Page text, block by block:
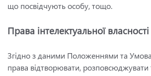
що посвідчують особу, тощо.
Права інтелектуальної власності
Згідно з даними Положеннями та
права відтворювати, розповсюджувати